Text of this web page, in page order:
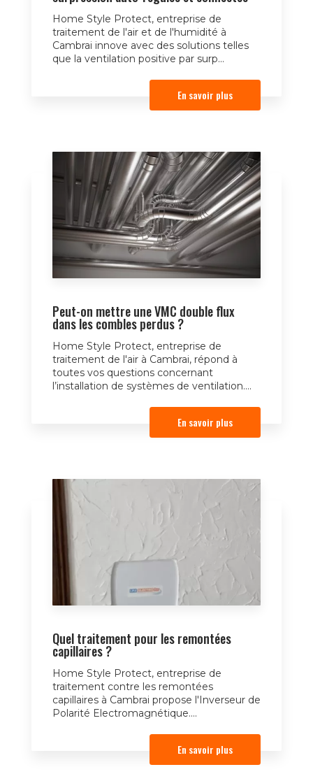
Home Style Protect, entreprise de
traitement de l'air et de l'humidité à
Cambrai innove avec des solutions telles
que la ventilation positive par surp...
En savoir plus
Peut-on mettre une VMC double flux
dans les combles perdus ?
Home Style Protect, entreprise de
traitement de l'air à Cambrai, répond à
toutes vos questions concernant
l’installation de systèmes de ventilation....
En savoir plus
Quel traitement pour les remontées
capillaires ?
Home Style Protect, entreprise de
traitement contre les remontées
capillaires à Cambrai propose l'Inverseur de
Polarité Electromagnétique....
En savoir plus